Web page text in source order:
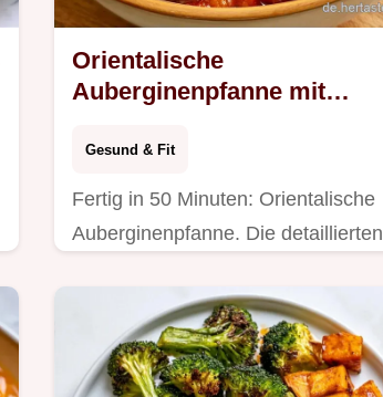
Orientalische
Auberginenpfanne mit
Gesund & Fit
Fertig in 50 Minuten: Orientalische
Auberginenpfanne. Die detaillierten
vegane Abendessen gesund und
einfach.